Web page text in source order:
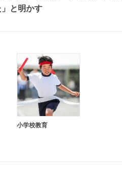
」と明かす
小学校教育